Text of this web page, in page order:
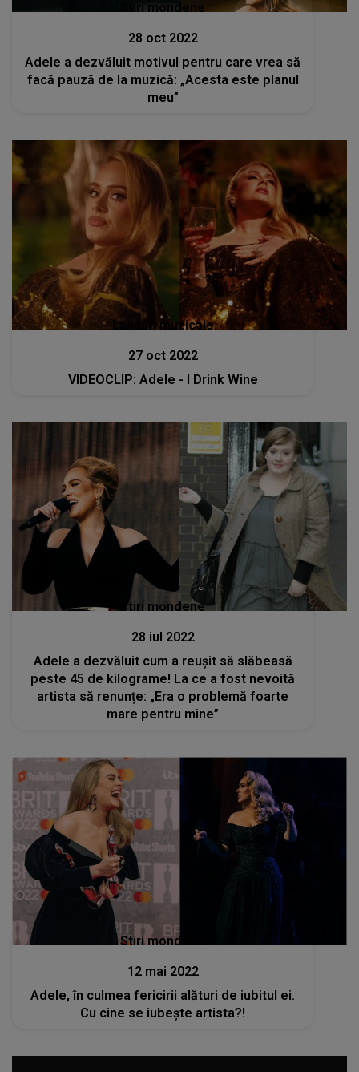
Stiri mondene
28 oct 2022
Adele a dezvăluit motivul pentru care vrea să
facă pauză de la muzică: „Acesta este planul
meu”
Lansări muzicale
27 oct 2022
VIDEOCLIP: Adele - I Drink Wine
Stiri mondene
28 iul 2022
Adele a dezvăluit cum a reușit să slăbeasă
peste 45 de kilograme! La ce a fost nevoită
artista să renunțe: „Era o problemă foarte
mare pentru mine”
Stiri mondene
12 mai 2022
Adele, în culmea fericirii alături de iubitul ei.
Cu cine se iubește artista?!